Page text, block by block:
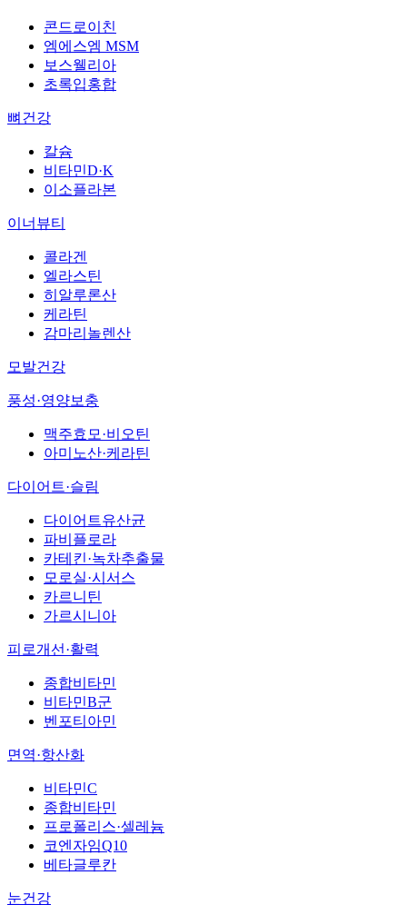
콘드로이친
엠에스엠 MSM
보스웰리아
초록입홍합
뼈건강
칼슘
비타민D·K
이소플라본
이너뷰티
콜라겐
엘라스틴
히알루론산
케라틴
감마리놀렌산
모발건강
풍성·영양보충
맥주효모·비오틴
아미노산·케라틴
다이어트·슬림
다이어트유산균
파비플로라
카테킨·녹차추출물
모로실·시서스
카르니틴
가르시니아
피로개선·활력
종합비타민
비타민B군
벤포티아민
면역·항산화
비타민C
종합비타민
프로폴리스·셀레늄
코엔자임Q10
베타글루칸
눈건강